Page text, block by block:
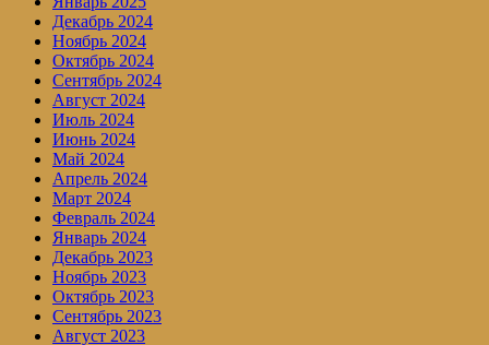
Декабрь 2024
Ноябрь 2024
Октябрь 2024
Сентябрь 2024
Август 2024
Июль 2024
Июнь 2024
Май 2024
Апрель 2024
Март 2024
Февраль 2024
Январь 2024
Декабрь 2023
Ноябрь 2023
Октябрь 2023
Сентябрь 2023
Август 2023